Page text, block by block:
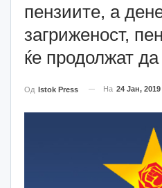
пензиите, а
загриженост,
ќе продолжат да
Од Istok Press На 24 Јан,